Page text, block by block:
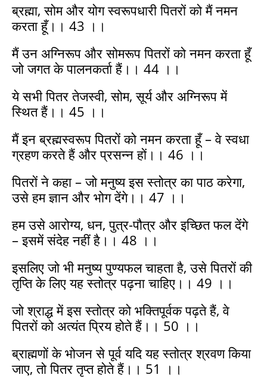
ब्रह्मा, सोम और योग स्वरूपधारी पितरों को मैं नमन
करता हूँ।। 43 ।।
मैं उन अग्निरूप और सोमरूप पितरों को नमन करता हूँ
जो जगत के पालनकर्ता हैं।। 44 ।।
ये सभी पितर तेजस्वी, सोम, सूर्य और अग्निरूप में
स्थित हैं।। 45 ।।
मैं इन ब्रह्मस्वरूप पितरों को नमन करता हूँ – वे स्वधा
ग्रहण करते हैं और प्रसन्न हों।। 46 ।।
पितरों ने कहा – जो मनुष्य इस स्तोत्र का पाठ करेगा,
उसे हम ज्ञान और भोग देंगे।। 47 ।।
हम उसे आरोग्य, धन, पुत्र-पौत्र और इच्छित फल देंगे
– इसमें संदेह नहीं है।। 48 ।।
इसलिए जो भी मनुष्य पुण्यफल चाहता है, उसे पितरों की
तृप्ति के लिए यह स्तोत्र पढ़ना चाहिए।। 49 ।।
जो श्राद्ध में इस स्तोत्र को भक्तिपूर्वक पढ़ते हैं, वे
पितरों को अत्यंत प्रिय होते हैं।। 50 ।।
ब्राह्मणों के भोजन से पूर्व यदि यह स्तोत्र श्रवण किया
जाए, तो पितर तृप्त होते हैं।। 51 ।।